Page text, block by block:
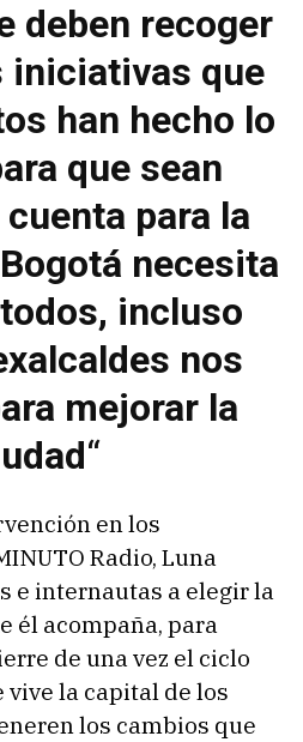
deben recoger
iniciativas que
han hecho lo
que sean
para la
necesita
incluso
nos
mejorar la
“
en los
Radio, Luna
e internautas a elegir la
él acompaña, para
de una vez el ciclo
la capital de los
los cambios que